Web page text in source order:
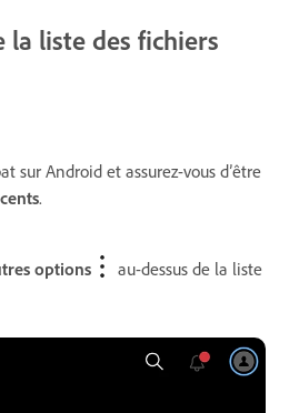
la liste des fichiers
sur Android et assurez-vous d’être
.
options
au-dessus de la liste